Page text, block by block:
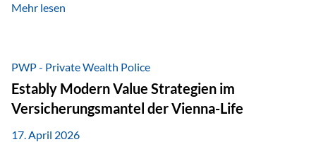
fünf zentrale Faktoren: eine saubere Struktur, breite
diesem Thema liefern unter anderem die praxisnahen
Ansätze von Finanzexperte Klaus Rost, der seit vielen Jahren
für eine verständliche und…
Mehr lesen
PWP - Private Wealth Police
Estably Modern Value Strategien im
Versicherungsmantel der Vienna-Life
17. April 2026